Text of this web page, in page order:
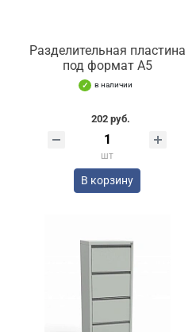
Разделительная пластина
под формат А5
в наличии
202 руб.
шт
В корзину